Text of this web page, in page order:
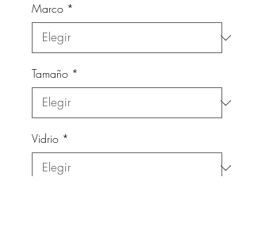
Marco *
Tamaño *
Vidrio *